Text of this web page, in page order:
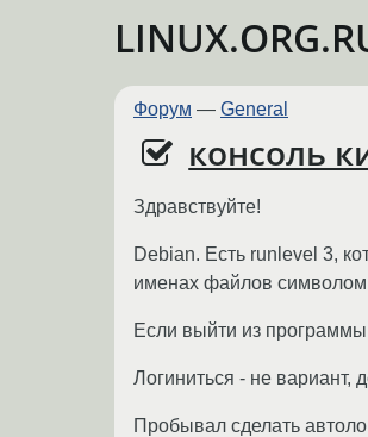
Форум — General
консоль
Здравствуйте!
Debian. Есть runlevel 3,
именах файлов символом
Если выйти из
Логиниться - не вариант,
Пробывал сделать